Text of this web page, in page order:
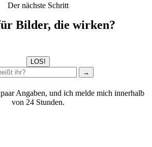
Der nächste Schritt
Bilder, die wirken?
LOS!
→
Angaben, und ich melde mich innerhalb
von 24 Stunden.